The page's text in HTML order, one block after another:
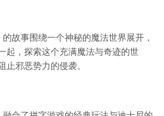
故事围绕一个神秘的魔法世界展开，
起，探索这个充满魔法与奇迹的世
邪恶势力的侵袭。